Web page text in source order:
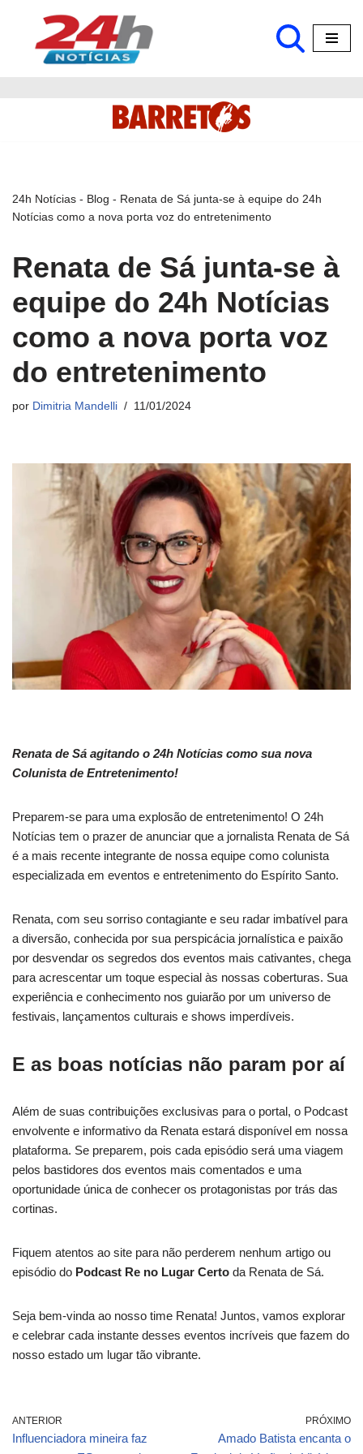
Pular
24h Notícias - Blog - Renata de Sá junta-se à equipe do 24h
Notícias como a nova porta voz do entretenimento
Renata de Sá junta-se à
equipe do 24h Notícias
como a nova porta voz
do entretenimento
por Dimitria Mandelli 11/01/2024
Renata de Sá agitando o 24h Notícias como sua nova
Colunista de Entretenimento!
Preparem-se para uma explosão de entretenimento! O 24h
Notícias tem o prazer de anunciar que a jornalista Renata de Sá
é a mais recente integrante de nossa equipe como colunista
especializada em eventos e entretenimento do Espírito Santo.
Renata, com seu sorriso contagiante e seu radar imbatível para
a diversão, conhecida por sua perspicácia jornalística e paixão
por desvendar os segredos dos eventos mais cativantes, chega
para acrescentar um toque especial às nossas coberturas. Sua
experiência e conhecimento nos guiarão por um universo de
festivais, lançamentos culturais e shows imperdíveis.
E as boas notícias não param por aí
Além de suas contribuições exclusivas para o portal, o Podcast
envolvente e informativo da Renata estará disponível em nossa
plataforma. Se preparem, pois cada episódio será uma viagem
pelos bastidores dos eventos mais comentados e uma
oportunidade única de conhecer os protagonistas por trás das
cortinas.
Fiquem atentos ao site para não perderem nenhum artigo ou
episódio do Podcast Re no Lugar Certo da Renata de Sá.
Seja bem-vinda ao nosso time Renata! Juntos, vamos explorar
e celebrar cada instante desses eventos incríveis que fazem do
nosso estado um lugar tão vibrante.
ANTERIOR
Influenciadora mineira faz
PRÓXIMO
Amado Batista encanta o